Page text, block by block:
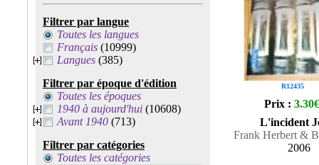
Filtrer par langue
Toutes les langues
Français (10999)
Langues (385)
Filtrer par époque d'édition
Toutes les époques
1940 à aujourd'hui (10608)
Avant 1940 (713)
Filtrer par catégories
Toutes les catégories
R12435
Prix : 3.30€
L'incident
Frank Herbert &
2006